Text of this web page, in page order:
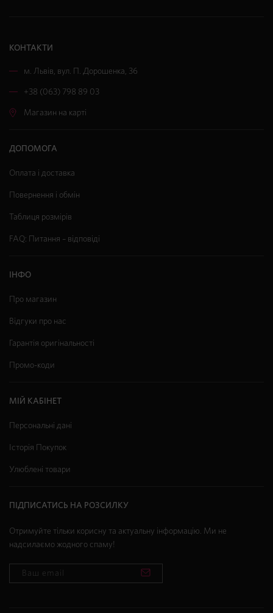
КОНТАКТИ
м. Львів, вул. П. Дорошенка, 36
+38 (063) 798 89 03
Магазин на карті
ДОПОМОГА
Оплата і доставка
Повернення і обмін
Таблиця розмірів
FAQ: Питання – відповіді
ІНФО
Про магазин
Відгуки про нас
Гарантія оригінальності
Промо-коди
МІЙ КАБІНЕТ
Персональні дані
Історія Покупок
Улюблені товари
ПІДПИСАТИСЬ НА РОЗСИЛКУ
Отримуйте тільки корисну та актуальну інформацію. Ми не
надсилаємо жодного спаму!